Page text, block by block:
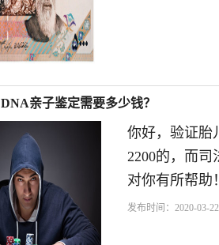
DNA亲子鉴定需要多少钱？
你好，验证胎
2200的，而
对你有所帮助！
发布时间：2020-03-